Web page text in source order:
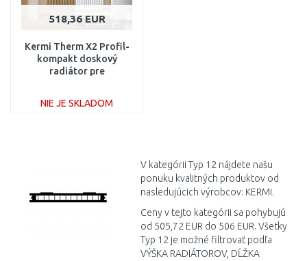
518,36 EUR
Kermi Therm X2 Profil-
kompakt doskový
radiátor pre
NIE JE SKLADOM
V kategórii Typ 12 nájdete našu
ponuku kvalitných produktov od
nasledujúcich výrobcov: KERMI.
Ceny v tejto kategórii sa pohybujú
od 505,72 EUR do 506 EUR. Všetky
Typ 12 je možné filtrovať podľa
VÝŠKA RADIÁTOROV, DĹŽKA